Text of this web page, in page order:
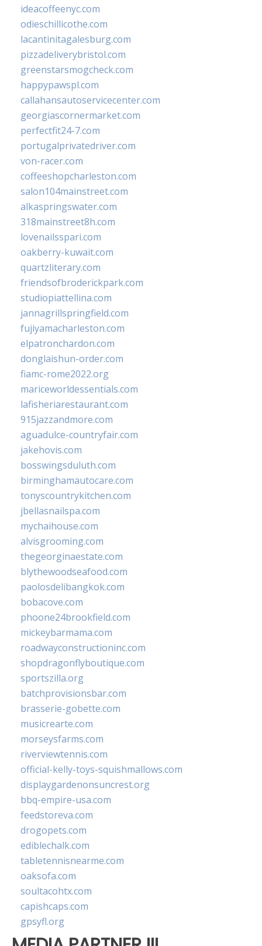
ideacoffeenyc.com
odieschillicothe.com
lacantinitagalesburg.com
pizzadeliverybristol.com
greenstarsmogcheck.com
happypawspl.com
callahansautoservicecenter.com
georgiascornermarket.com
perfectfit24-7.com
portugalprivatedriver.com
von-racer.com
coffeeshopcharleston.com
salon104mainstreet.com
alkaspringswater.com
318mainstreet8h.com
lovenailsspari.com
oakberry-kuwait.com
quartzliterary.com
friendsofbroderickpark.com
studiopiattellina.com
jannagrillspringfield.com
fujiyamacharleston.com
elpatronchardon.com
donglaishun-order.com
fiamc-rome2022.org
mariceworldessentials.com
lafisheriarestaurant.com
915jazzandmore.com
aguadulce-countryfair.com
jakehovis.com
bosswingsduluth.com
birminghamautocare.com
tonyscountrykitchen.com
jbellasnailspa.com
mychaihouse.com
alvisgrooming.com
thegeorginaestate.com
blythewoodseafood.com
paolosdelibangkok.com
bobacove.com
phoone24brookfield.com
mickeybarmama.com
roadwayconstructioninc.com
shopdragonflyboutique.com
sportszilla.org
batchprovisionsbar.com
brasserie-gobette.com
musicrearte.com
morseysfarms.com
riverviewtennis.com
official-kelly-toys-squishmallows.com
displaygardenonsuncrest.org
bbq-empire-usa.com
feedstoreva.com
drogopets.com
ediblechalk.com
tabletennisnearme.com
oaksofa.com
soultacohtx.com
capishcaps.com
gpsyfl.org